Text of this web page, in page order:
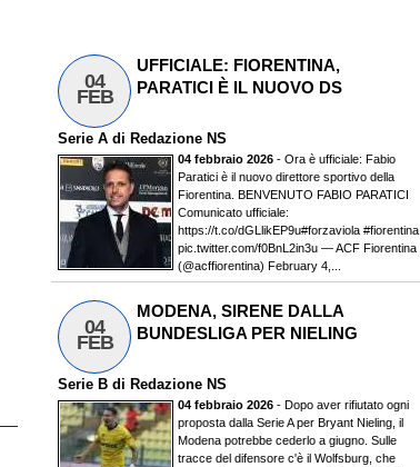
04
FEB
UFFICIALE: FIORENTINA,
PARATICI È IL NUOVO DS
Serie A di Redazione NS
04 febbraio 2026 - Ora è ufficiale: Fabio
Paratici è il nuovo direttore sportivo della
Fiorentina. BENVENUTO FABIO PARATICI️
Comunicato ufficiale:
https://t.co/dGLlikEP9u#forzaviola #fiorentina
pic.twitter.com/f0BnL2in3u — ACF Fiorentina
(@acffiorentina) February 4,...
04
FEB
MODENA, SIRENE DALLA
BUNDESLIGA PER NIELING
Serie B di Redazione NS
04 febbraio 2026 - Dopo aver rifiutato ogni
proposta dalla Serie A per Bryant Nieling, il
Modena potrebbe cederlo a giugno. Sulle
tracce del difensore c'è il Wolfsburg, che